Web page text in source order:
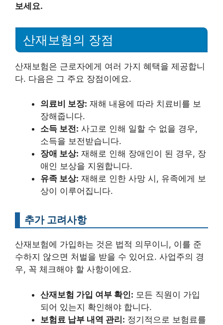
보세요.
산재보험의 장점
산재보험은 근로자에게 여러 가지 혜택을 제공합니
다. 다음은 그 주요 장점이에요.
의료비 보장: 재해 내용에 따라 치료비를 보
장해줍니다.
소득 보전: 사고로 인해 일할 수 없을 경우,
소득을 보전받습니다.
장애 보상: 재해로 인해 장애인이 된 경우, 장
애인 보상을 지원합니다.
유족 보상: 재해로 인한 사망 시, 유족에게 보
상이 이루어집니다.
추가 고려사항
산재보험에 가입하는 것은 법적 의무이니, 이를 준
수하지 않으면 처벌을 받을 수 있어요. 사업주의 경
우, 꼭 체크해야 할 사항이에요.
산재보험 가입 여부 확인: 모든 직원이 가입
되어 있는지 확인해야 합니다.
보험료 납부 내역 관리: 정기적으로 보험료를